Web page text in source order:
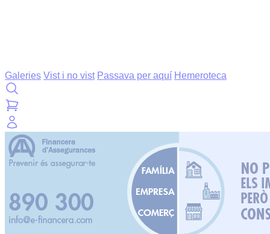
Galeries Vist i no vist Passava per aquí Hemeroteca